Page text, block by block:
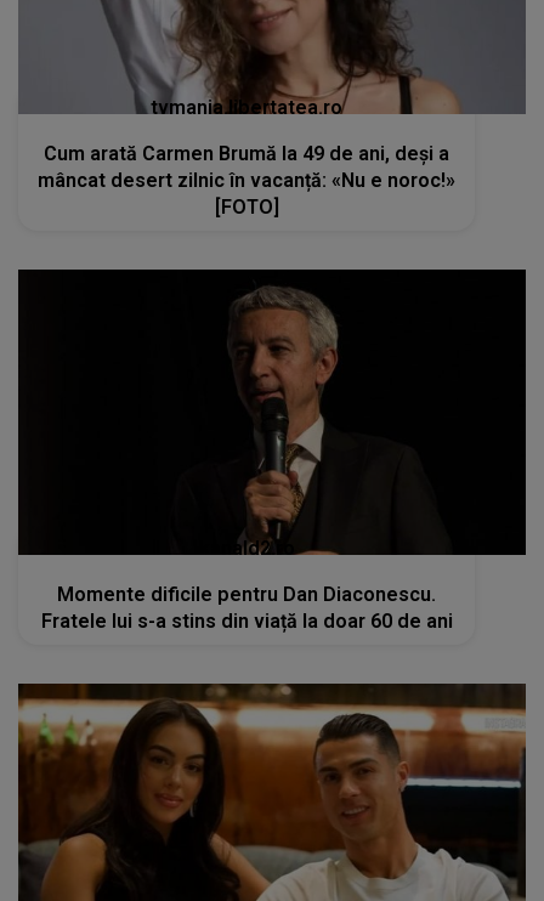
tvmania.libertatea.ro
Cum arată Carmen Brumă la 49 de ani, deși a
mâncat desert zilnic în vacanță: «Nu e noroc!»
[FOTO]
kanald2.ro
Momente dificile pentru Dan Diaconescu.
Fratele lui s-a stins din viață la doar 60 de ani